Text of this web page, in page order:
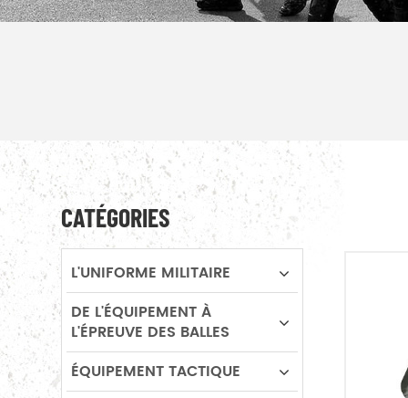
CATÉGORIES
L'UNIFORME MILITAIRE
DE L'ÉQUIPEMENT À
L'ÉPREUVE DES BALLES
ÉQUIPEMENT TACTIQUE